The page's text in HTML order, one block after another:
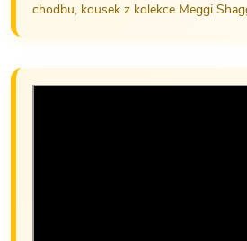
chodbu, kousek z kolekce Meggi